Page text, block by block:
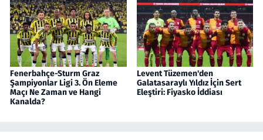
Fenerbahçe-Sturm Graz
Şampiyonlar Ligi 3. Ön Eleme
Maçı Ne Zaman ve Hangi
Kanalda?
Levent Tüzemen'den
Galatasaraylı Yıldız İçin Sert
Eleştiri: Fiyasko İddiası